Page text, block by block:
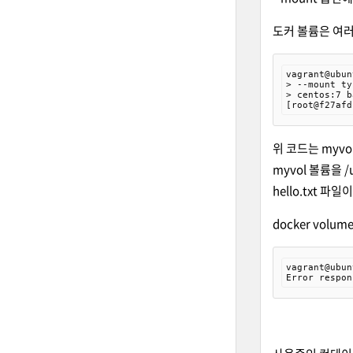
도커 볼륨은 여
> --mount
> centos:7
위 코드는
myvol 볼륨을
hello.txt 파일
docker volume
Error